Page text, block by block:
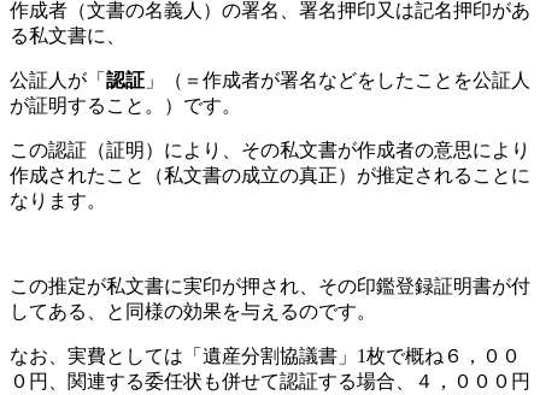
作成者（文書の名義人）の署名、署名押印又は記名押印があ
る私文書に、
公証人が「 認証 」（＝作成者が署名などをしたことを公証人
が証明すること。）です。
この認証（証明）により、その私文書が作成者の意思により
作成されたこと（私文書の成立の真正）が推定されることに
なります。
この推定が私文書に実印が押され、その印鑑登録証明書が付
してある、と同様の効果を与えるのです。
なお、実費としては「遺産分割協議書」1枚で概ね６，００
０円、関連する委任状も併せて認証する場合、４，０００円